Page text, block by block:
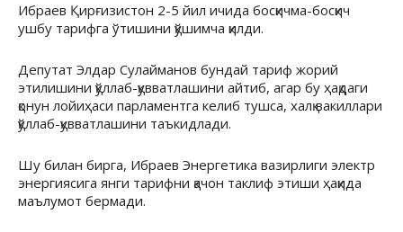
Ибраев Қирғизистон 2-5 йил ичида босқичма-босқич
ушбу тарифга ўтишини қўшимча қилди.
Депутат Элдар Сулайманов бундай тариф жорий
этилишини қўллаб-қувватлашини айтиб, агар бу ҳақдаги
қонун лойиҳаси парламентга келиб тушса, халқ вакиллари
қўллаб-қувватлашини таъкидлади.
Шу билан бирга, Ибраев Энергетика вазирлиги электр
энергиясига янги тарифни қачон таклиф этиши ҳақида
маълумот бермади.